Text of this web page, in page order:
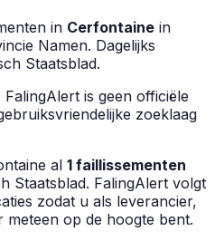
in Cerfontaine in
Namen. Dagelijks
Staatsblad.
FalingAlert is geen officiële
zoeklaag
al 1 faillissementen
Staatsblad. FalingAlert volgt
zodat u als leverancier,
op de hoogte bent.